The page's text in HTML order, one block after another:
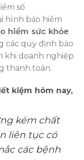
số
hình bảo hiểm
hiểm sức khỏe
các quy định bảo
khi doanh nghiệp
thanh toán.
kiệm hôm nay,
kém chất
liên tục có
các bệnh